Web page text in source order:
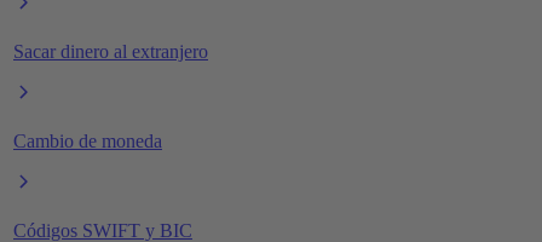
Sacar dinero al extranjero
Cambio de moneda
Códigos SWIFT y BIC